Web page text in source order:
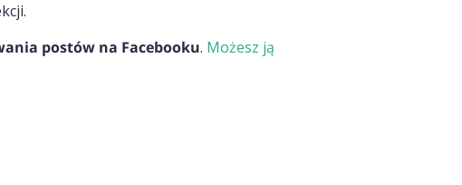
postów na Facebooku. Możesz ją